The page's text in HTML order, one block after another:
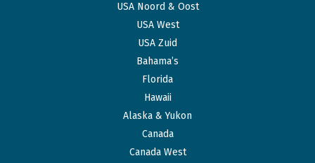
USA Noord & Oost
USA West
USA Zuid
Bahama’s
Florida
Hawaii
Alaska & Yukon
Canada
Canada West